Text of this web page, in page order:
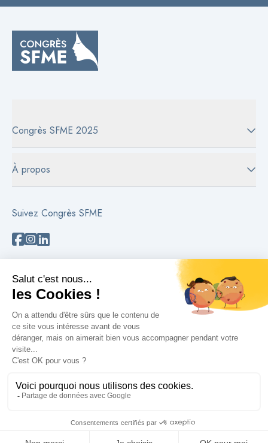
Congrès SFME 2025
À propos
Suivez Congrès SFME
Besoin d'aide ?
Contactez-nous
Lire les FAQs
Politique de confidentialité